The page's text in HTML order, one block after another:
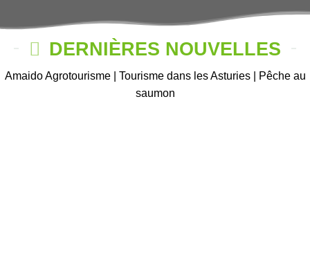
DERNIÈRES NOUVELLES
Amaido Agrotourisme | Tourisme dans les Asturies | Pêche au
saumon